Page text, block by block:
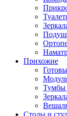
Прихожие
Тумбы